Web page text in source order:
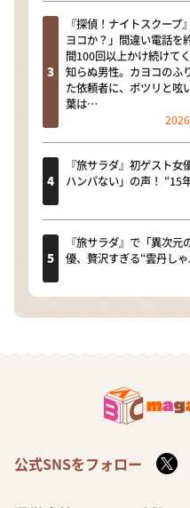
『探偵！ナイトスクープ
ヨコか？」間違い電話を
間100回以上かけ続けて
知らぬ男性。カヨコのふ
た依頼者に、ポツリと呟
葉は…
『旅サラダ』初ゲスト
ハンパない」の声！ “15
『旅サラダ』で「異次
優、贅沢すぎる“雲丹し
公式SNSをフォロー